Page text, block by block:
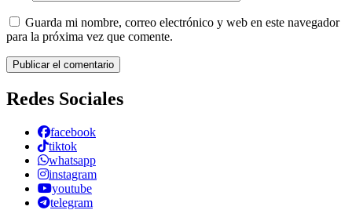
Guarda mi nombre, correo electrónico y web en este navegador
para la próxima vez que comente.
Redes Sociales
facebook
tiktok
whatsapp
instagram
youtube
telegram